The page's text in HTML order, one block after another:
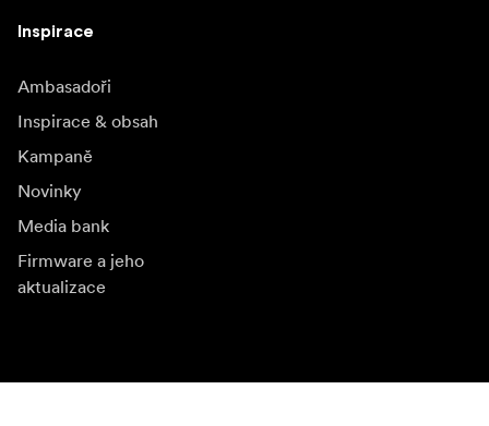
Inspirace
Ambasadoři
Inspirace & obsah
Kampaně
Novinky
Media bank
Firmware a jeho
aktualizace